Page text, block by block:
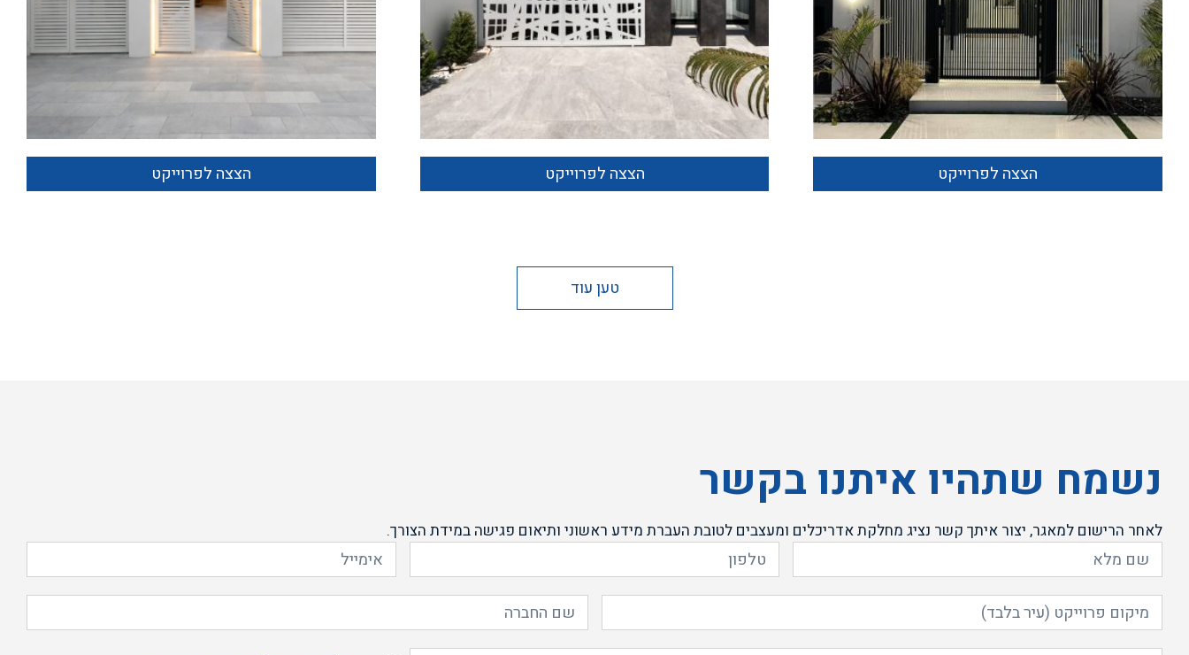
הצצה לפרוייקט הצצה לפרוייקט הצצה לפרוייקט
טען עוד
נשמח שתהיו איתנו בקשר
לאחר הרישום למאגר, יצור איתך קשר נציג מחלקת אדריכלים ומעצבים לטובת העברת מידע ראשוני ותיאום פגישה במידת הצורך.